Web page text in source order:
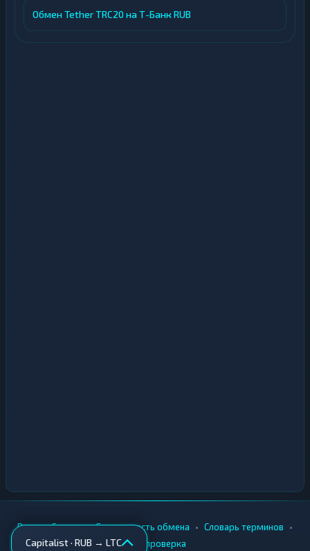
Обмен Tether TRC20 на Т-Банк RUB
Capitalist · RUB → LTC
Вики • Города • Безопасность обмена • Словарь терминов •
AML-проверка